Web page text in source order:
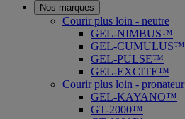
Nos marques
Courir plus loin - neutre
GEL-NIMBUS™
GEL-CUMULUS™
GEL-PULSE™
GEL-EXCITE™
Courir plus loin - pronateur
GEL-KAYANO™
GT-2000™